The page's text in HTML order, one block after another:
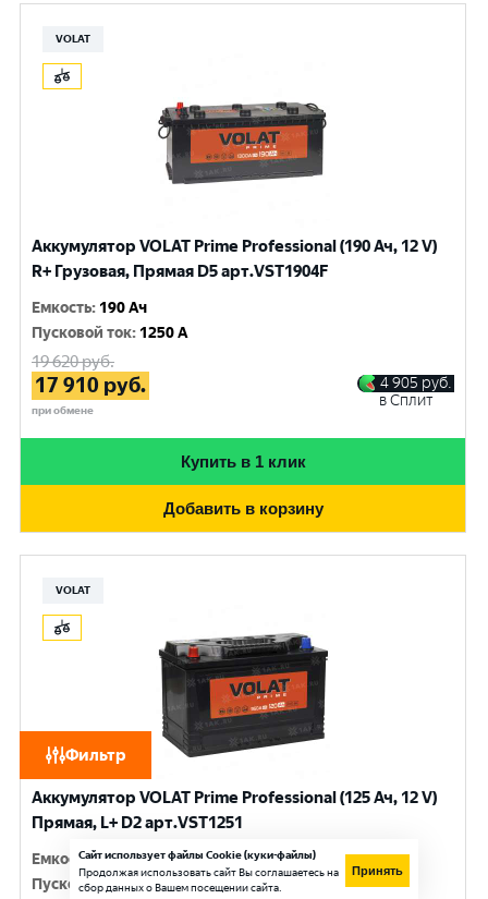
Фильтр
VOLAT
Аккумулятор VOLAT Prime Professional (190 Ач, 12 V)
R+ Грузовая, Прямая D5 арт.VST1904F
Емкость: 190 Ач
Пусковой ток: 1250 A
19 620руб.
17 910 руб.
при обмене
4 905 руб.
в Сплит
Купить в 1 клик
Добавить в корзину
VOLAT
Аккумулятор VOLAT Prime Professional (125 Ач, 12 V)
Прямая, L+ D2 арт.VST1251
Емкость:125 Ач
Пусковой ток:950 A
Сайт использует файлы Cookie (куки-файлы)
Продолжая использовать сайт Вы соглашаетесь на
сбор данных о Вашем посещении сайта.
Принять